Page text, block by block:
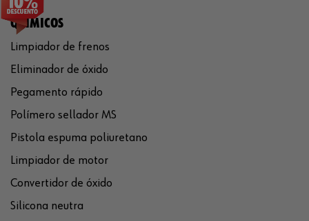
QUÍMICOS
Limpiador de frenos
Eliminador de óxido
Pegamento rápido
Polímero sellador MS
Pistola espuma poliuretano
Limpiador de motor
Convertidor de óxido
Silicona neutra